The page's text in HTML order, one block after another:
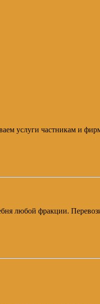
услуги частникам и
любой фракции.